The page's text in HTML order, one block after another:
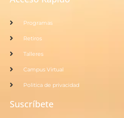
Programas
Retiros
Talleres
Campus Virtual
Politica de privacidad
Suscríbete